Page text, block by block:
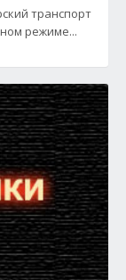
транспорт
режиме...